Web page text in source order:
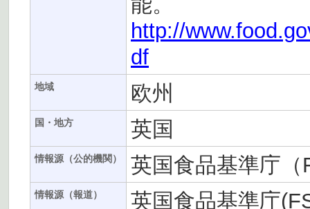
http://
df
地域 欧州
国・地方 英国
情報源（公的機関） 英国食品基準庁（
情報源（報道） 英国食品基準庁